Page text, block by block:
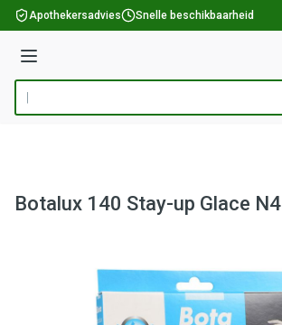
Ga naar de inhoud
Apothekersadvies Snelle beschikbaarheid
Menu
Product, merk, categorie...
Botalux 140 Stay-up Glace N4